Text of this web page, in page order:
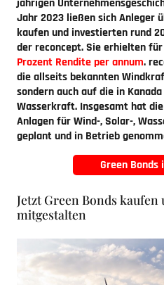
Jahr 2023 ließen sich Anleger
kaufen und investierten rund
der reconcept. Sie erhielten
Prozent Rendite per annum.
die allseits bekannten
sondern auch auf die in
Wasserkraft. Insgesamt hat
Anlagen für Wind-, Solar-,
geplant und in Betrieb
Green Bonds
Jetzt Green Bonds
mitgestalten